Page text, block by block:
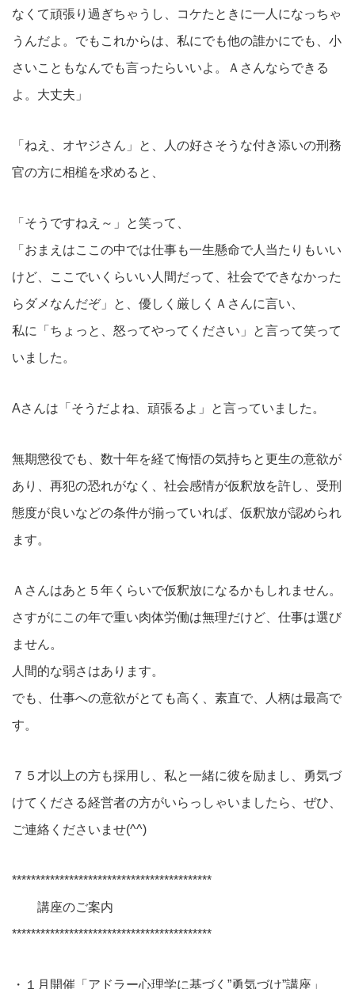
なくて頑張り過ぎちゃうし、コケたときに一人になっちゃ
うんだよ。でもこれからは、私にでも他の誰かにでも、小
さいこともなんでも言ったらいいよ。Ａさんならできる
よ。大丈夫」
「ねえ、オヤジさん」と、人の好さそうな付き添いの刑務
官の方に相槌を求めると、
「そうですねえ～」と笑って、
「おまえはここの中では仕事も一生懸命で人当たりもいい
けど、ここでいくらいい人間だって、社会でできなかった
らダメなんだぞ」と、優しく厳しくＡさんに言い、
私に「ちょっと、怒ってやってください」と言って笑って
いました。
Aさんは「そうだよね、頑張るよ」と言っていました。
無期懲役でも、数十年を経て悔悟の気持ちと更生の意欲が
あり、再犯の恐れがなく、社会感情が仮釈放を許し、受刑
態度が良いなどの条件が揃っていれば、仮釈放が認められ
ます。
Ａさんはあと５年くらいで仮釈放になるかもしれません。
さすがにこの年で重い肉体労働は無理だけど、仕事は選び
ません。
人間的な弱さはあります。
でも、仕事への意欲がとても高く、素直で、人柄は最高で
す。
７５才以上の方も採用し、私と一緒に彼を励まし、勇気づ
けてくださる経営者の方がいらっしゃいましたら、ぜひ、
ご連絡くださいませ(^^)
******************************************
講座のご案内
******************************************
・１月開催「アドラー心理学に基づく”勇気づけ”講座」